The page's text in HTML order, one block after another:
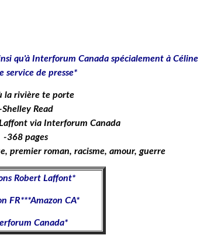
qu'à Interforum Canada spécialement à Céline
service de presse*
la rivière te porte
Shelley Read
via Interforum Canada
-368 pages
premier roman, racisme, amour, guerre
Robert Laffont*
FR***Amazon CA*
Canada*